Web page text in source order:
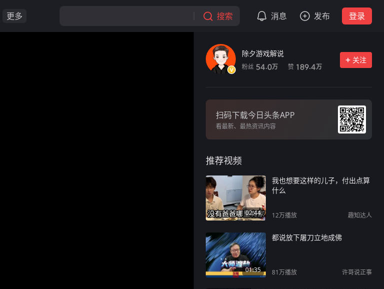
更多 搜索 消息 发布 登录
除夕游戏解说
粉丝 54.0万 赞 189.4万
关注
扫码下载今日头条APP
看最新、最热资讯内容
推荐视频
02:44
我也想要这样的儿子，付出点算
什么
12万播放 趣知达人
01:35
都说放下屠刀立地成佛
81万播放 许哥说正事